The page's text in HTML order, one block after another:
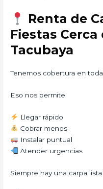
Renta de
Fiestas Cerca
Tacubaya
Tenemos cobertura en
Eso nos permite:
Llegar rápido
Cobrar menos
Instalar puntual
Atender urgencias
Siempre hay una carpa